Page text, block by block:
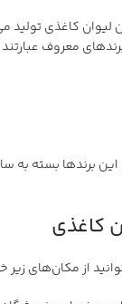
لیوان کاغذی
معروف عبارتند
برندها بسته به
کاغذی
از مکان‌های زیر